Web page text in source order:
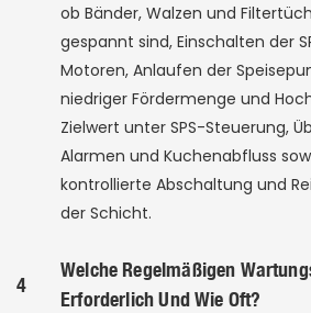
ob Bänder, Walzen und
gespannt sind, Einschalten der
Motoren, Anlaufen der
niedriger Fördermenge und
Zielwert unter SPS-Steuerung,
Alarmen und Kuchenabfluss
kontrollierte Abschaltung und
der Schicht.
4
Welche Regelmäßigen
Erforderlich Und Wie Oft?